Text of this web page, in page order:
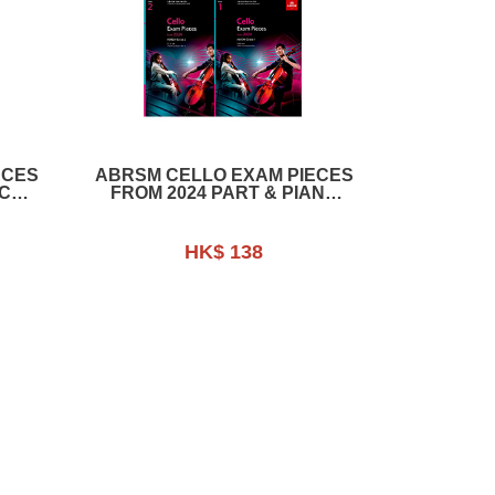
ABRSM CELLO EXAM PIECES
FROM 2024 PART & PIANO
HK$ 138